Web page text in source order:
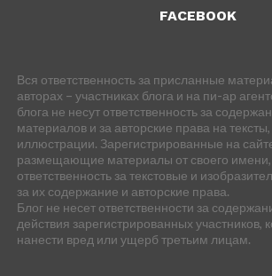
FACEBOOK
Вся ответственность за присланные
авторах – участниках блога и на пи-ар
блога не несут ответственность за
материалов и за авторские права на
иллюстрации. Зарегистрированные на
размещающие материалы от своего имени,
ответственность за текстовые и
за их содержание и авторские права.
Блог не несет ответственности за
действия зарегистрированных участников,
нанести вред или ущерб третьим лицам.